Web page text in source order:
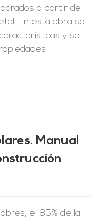
a partir de
En esta obra se
y se
Manual
el 85% de la